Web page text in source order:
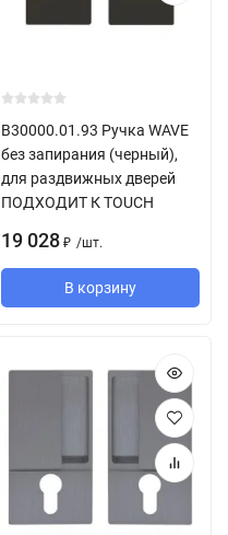
B30000.01.93 Ручка WAVE
без запирания (черный),
для раздвижных дверей
ПОДХОДИТ К TOUCH
19 028 ₽ /шт.
В корзину